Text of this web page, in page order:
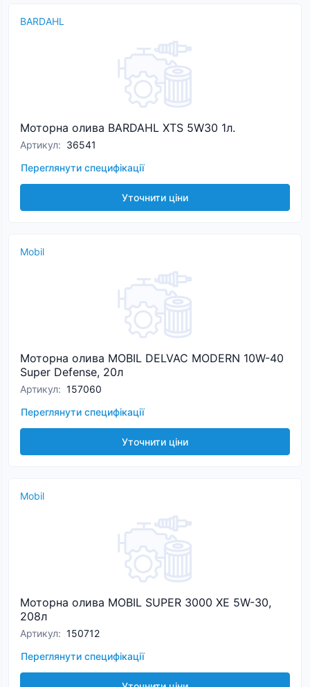
BARDAHL
Моторна олива BARDAHL XTS 5W30 1л.
Артикул: 36541
Переглянути специфікації
Уточнити ціни
Mobil
Моторна олива MOBIL DELVAC MODERN 10W-40
Super Defense, 20л
Артикул: 157060
Переглянути специфікації
Уточнити ціни
Mobil
Моторна олива MOBIL SUPER 3000 ХЕ 5W-30,
208л
Артикул: 150712
Переглянути специфікації